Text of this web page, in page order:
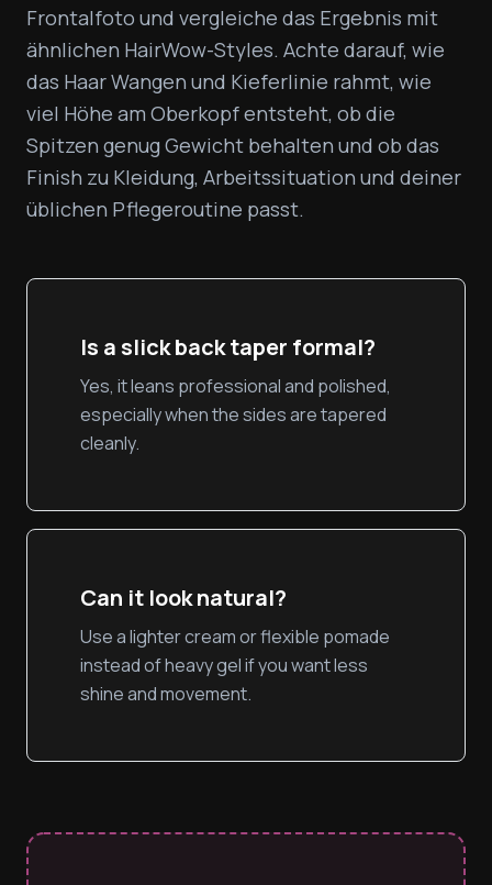
Frontalfoto und vergleiche das Ergebnis mit
ähnlichen HairWow-Styles. Achte darauf, wie
das Haar Wangen und Kieferlinie rahmt, wie
viel Höhe am Oberkopf entsteht, ob die
Spitzen genug Gewicht behalten und ob das
Finish zu Kleidung, Arbeitssituation und deiner
üblichen Pflegeroutine passt.
Is a slick back taper formal?
Yes, it leans professional and polished,
especially when the sides are tapered
cleanly.
Can it look natural?
Use a lighter cream or flexible pomade
instead of heavy gel if you want less
shine and movement.